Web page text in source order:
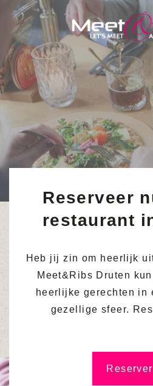
Reserveer
restaurant
Heb jij zin om heerlijk
Meet&Ribs Druten
heerlijke gerechten in
gezellige sfeer.